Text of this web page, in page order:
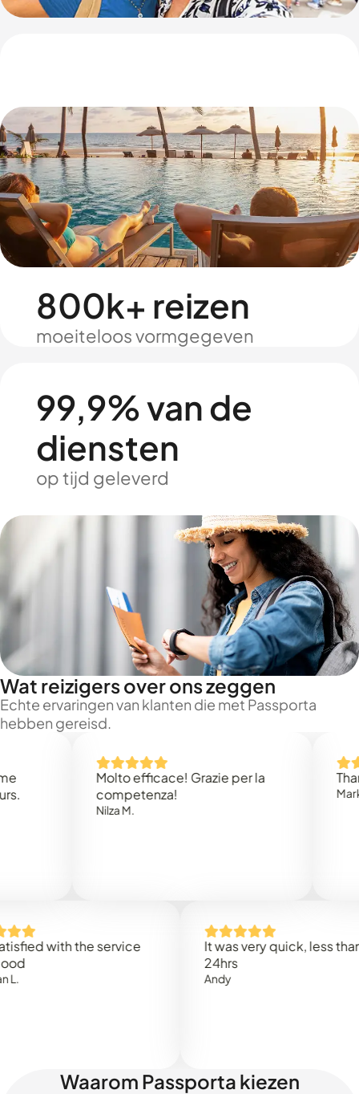
800k+ reizen
moeiteloos vormgegeven
99,9% van de
diensten
op tijd geleverd
Wat reizigers over ons zeggen
Echte ervaringen van klanten die met Passporta
hebben gereisd.
Molto efficace! Grazie per la
competenza!
Thank
Mark N.
with the service
It was very quick, less than
Waarom Passporta kiezen